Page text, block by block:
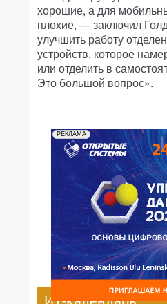
хорошие, а для
плохие, — заключил
улучшить работу
устройств, которое
или отделить в
Это большой вопрос».
РЕКЛАМА